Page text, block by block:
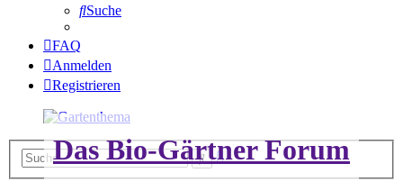
Suche
FAQ
Anmelden
Registrieren
Das Bio-Gärtner Forum
SucheErweiterte